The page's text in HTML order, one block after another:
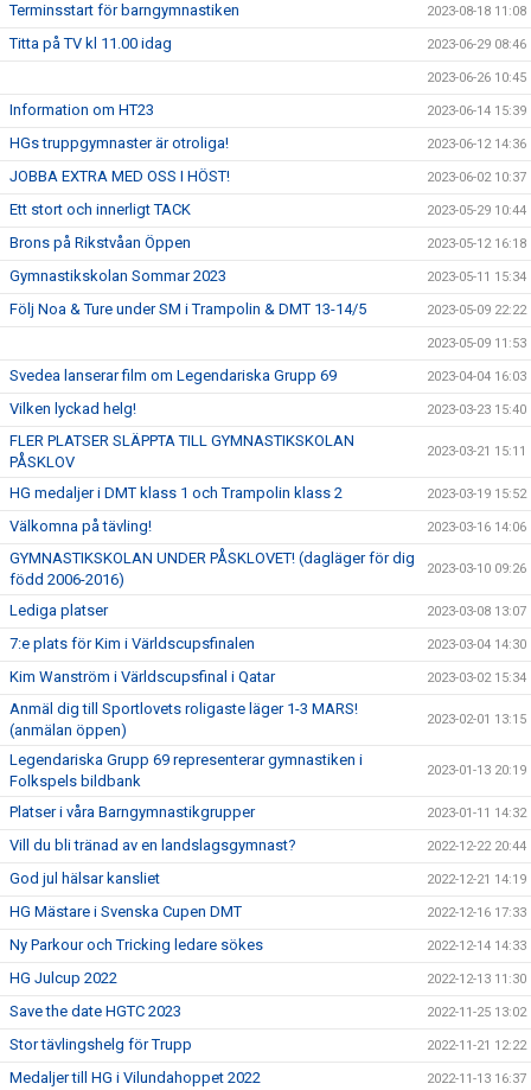
Terminsstart för barngymnastiken 2023-08-18 11:08
Titta på TV kl 11.00 idag 2023-06-29 08:46
2023-06-26 10:45
Information om HT23 2023-06-14 15:39
HGs truppgymnaster är otroliga! 2023-06-12 14:36
JOBBA EXTRA MED OSS I HÖST! 2023-06-02 10:37
Ett stort och innerligt TACK 2023-05-29 10:44
Brons på Rikstvåan Öppen 2023-05-12 16:18
Gymnastikskolan Sommar 2023 2023-05-11 15:34
Följ Noa & Ture under SM i Trampolin & DMT 13-14/5 2023-05-09 22:22
2023-05-09 11:53
Svedea lanserar film om Legendariska Grupp 69 2023-04-04 16:03
Vilken lyckad helg! 2023-03-23 15:40
FLER PLATSER SLÄPPTA TILL GYMNASTIKSKOLAN
PÅSKLOV
2023-03-21 15:11
HG medaljer i DMT klass 1 och Trampolin klass 2 2023-03-19 15:52
Välkomna på tävling! 2023-03-16 14:06
GYMNASTIKSKOLAN UNDER PÅSKLOVET! (dagläger för dig
född 2006-2016)
2023-03-10 09:26
Lediga platser 2023-03-08 13:07
7:e plats för Kim i Världscupsfinalen 2023-03-04 14:30
Kim Wanström i Världscupsfinal i Qatar 2023-03-02 15:34
Anmäl dig till Sportlovets roligaste läger 1-3 MARS!
(anmälan öppen)
2023-02-01 13:15
Legendariska Grupp 69 representerar gymnastiken i
Folkspels bildbank
2023-01-13 20:19
Platser i våra Barngymnastikgrupper 2023-01-11 14:32
Vill du bli tränad av en landslagsgymnast? 2022-12-22 20:44
God jul hälsar kansliet 2022-12-21 14:19
HG Mästare i Svenska Cupen DMT 2022-12-16 17:33
Ny Parkour och Tricking ledare sökes 2022-12-14 14:33
HG Julcup 2022 2022-12-13 11:30
Save the date HGTC 2023 2022-11-25 13:02
Stor tävlingshelg för Trupp 2022-11-21 12:22
Medaljer till HG i Vilundahoppet 2022 2022-11-13 16:37